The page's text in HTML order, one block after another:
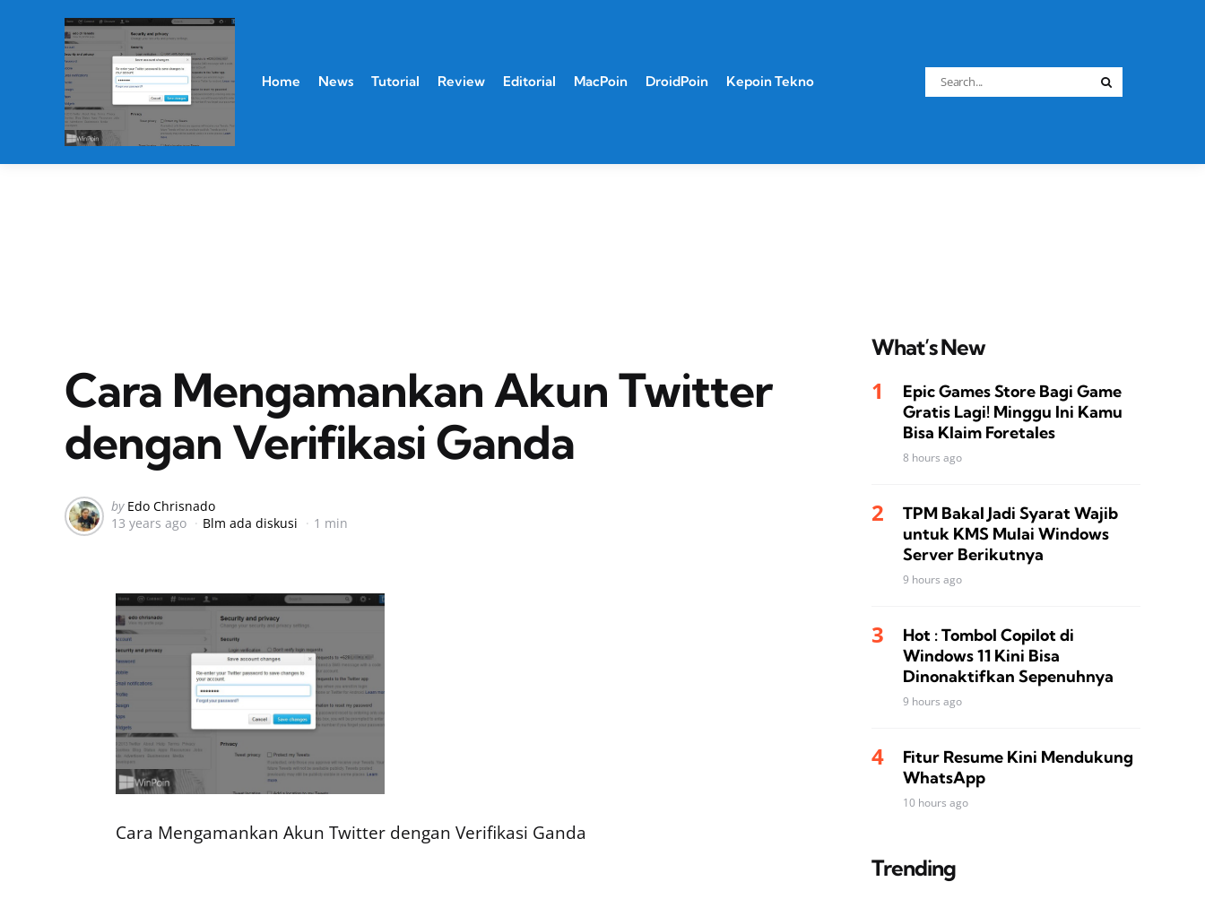
Home News Tutorial Review Editorial MacPoin DroidPoin Kepoin Tekno
Search
for:
Cara Mengamankan Akun Twitter
dengan Verifikasi Ganda
Posted
by
by Edo Chrisnado
13 years ago
Blm ada diskusi 1 min
Cara Mengamankan Akun Twitter dengan Verifikasi Ganda
What’s New
Epic Games Store Bagi Game
Gratis Lagi! Minggu Ini Kamu
Bisa Klaim Foretales
8 hours ago
TPM Bakal Jadi Syarat Wajib
untuk KMS Mulai Windows
Server Berikutnya
9 hours ago
Hot : Tombol Copilot di
Windows 11 Kini Bisa
Dinonaktifkan Sepenuhnya
9 hours ago
Fitur Resume Kini Mendukung
WhatsApp
10 hours ago
Trending